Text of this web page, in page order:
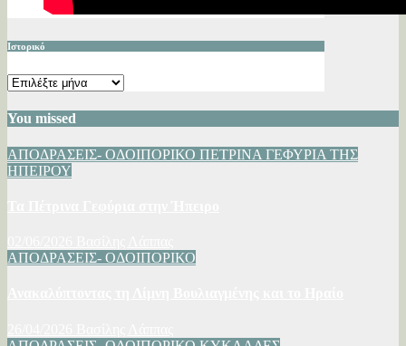
Ιστορικό
Ιστορικό
You missed
ΑΠΟΔΡΑΣΕΙΣ- ΟΔΟΙΠΟΡΙΚΟ ΠΕΤΡΙΝΑ ΓΕΦΥΡΙΑ ΤΗΣ
ΗΠΕΙΡΟΥ
ΑΠΟΔΡΑΣΕΙΣ- ΟΔΟΙΠΟΡΙΚΟ